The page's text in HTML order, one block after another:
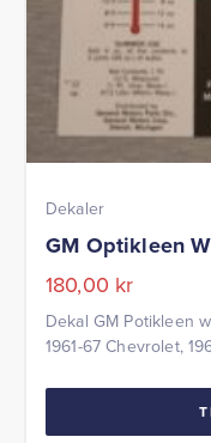
Dekaler
GM Optikleen
180,00 kr
Dekal GM Potikleen
1961-67 Chevrolet,